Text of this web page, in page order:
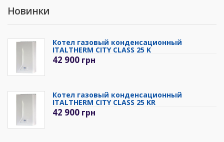
Новинки
Котел газовый конденсационный
ITALTHERM CITY CLASS 25 K
42 900 грн
Котел газовый конденсационный
ITALTHERM CITY CLASS 25 KR
42 900 грн